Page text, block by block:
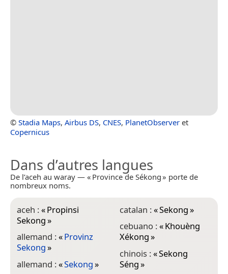
© Stadia Maps, Airbus DS, CNES, PlanetObserver et
Copernicus
Dans d’autres langues
De l’aceh au waray — « Province de Sékong » porte de
nombreux noms.
aceh :«Propinsi
Sekong»
allemand :«Provinz
Sekong»
allemand :«Sekong»
catalan :«Sekong»
cebuano :«Khouèng
Xékong»
chinois :«Sekong
Séng»